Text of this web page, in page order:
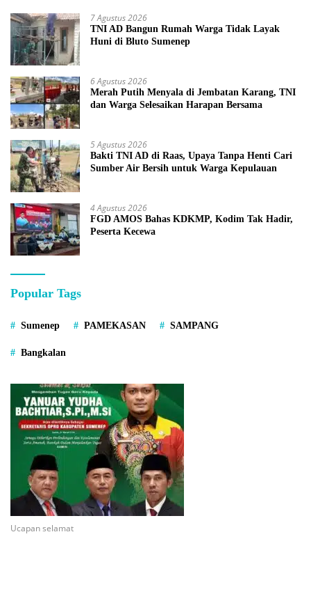
7 Agustus 2026
TNI AD Bangun Rumah Warga Tidak Layak
Huni di Bluto Sumenep
6 Agustus 2026
Merah Putih Menyala di Jembatan Karang, TNI
dan Warga Selesaikan Harapan Bersama
5 Agustus 2026
Bakti TNI AD di Raas, Upaya Tanpa Henti Cari
Sumber Air Bersih untuk Warga Kepulauan
4 Agustus 2026
FGD AMOS Bahas KDKMP, Kodim Tak Hadir,
Peserta Kecewa
Popular Tags
Sumenep PAMEKASAN SAMPANG
Bangkalan
Ucapan selamat